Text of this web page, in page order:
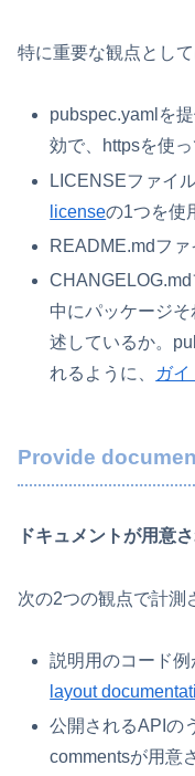
特に重要な観点とし
pubspec.yamlを
効で、httpsを使っ
LICENSEファイ
licenseの1つを使
README.mdファ
中にパッケージ
述しているか。
れるように、
ガ
Provide
ドキュメントが用意
次の2つの観点で計測
説明用のコード例
layout
公開されるAPIの
commentsが用意